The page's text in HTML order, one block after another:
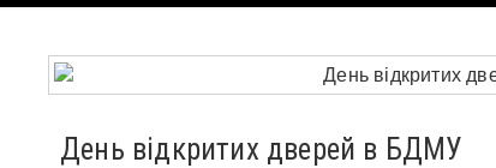
День відкритих дверей в БДМУ